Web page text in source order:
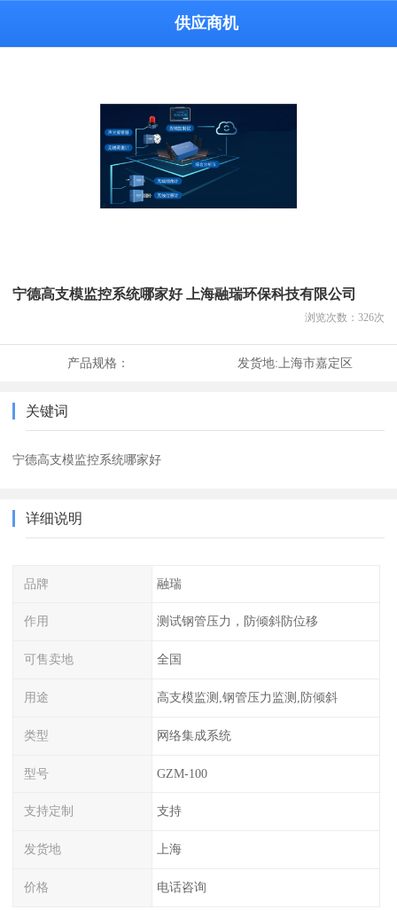
供应商机
宁德高支模监控系统哪家好 上海融瑞环保科技有限公司
浏览次数： 326次
产品规格： 发货地:上海市嘉定区
关键词
宁德高支模监控系统哪家好
详细说明
品牌 融瑞
作用 测试钢管压力，防倾斜防位移
可售卖地 全国
用途 高支模监测,钢管压力监测,防倾斜
类型 网络集成系统
型号 GZM-100
支持定制 支持
发货地 上海
价格 电话咨询